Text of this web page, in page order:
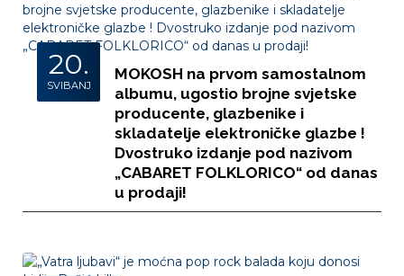
20.
SVIBANJ
MOKOSH na prvom samostalnom
albumu, ugostio brojne svjetske
producente, glazbenike i
skladatelje elektroničke glazbe !
Dvostruko izdanje pod nazivom
„CABARET FOLKLORICO“ od danas
u prodaji!